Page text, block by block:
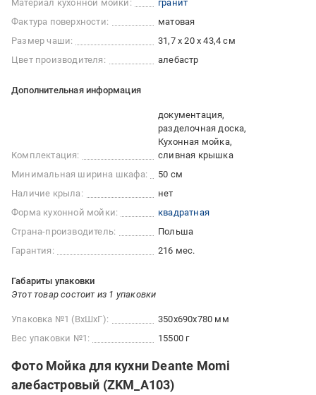
Материал кухонной мойки:
гранит
Фактура поверхности:
матовая
Размер чаши:
31,7 х 20 х 43,4 см
Цвет производителя:
алебастр
Дополнительная информация
Комплектация:
документация
разделочная доска
Кухонная мойка
сливная крышка
Минимальная ширина шкафа:
50 см
Наличие крыла:
нет
Форма кухонной мойки:
квадратная
Страна-производитель:
Польша
Гарантия:
216 мес.
Габариты упаковки
Этот товар состоит из 1 упаковки
Упаковка №1 (ВхШхГ):
350x690x780 мм
Вес упаковки №1:
15500 г
Фото Мойка для кухни Deante Momi
алебастровый (ZKM_A103)